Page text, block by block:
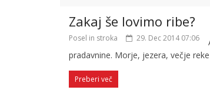
Zakaj še lovimo ribe?
Posel in stroka 29. Dec 2014 07:06
pradavnine. Morje, jezera, večje
Preberi več